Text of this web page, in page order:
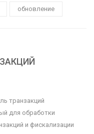
обновление
транзакций
для обработки
и фискализации